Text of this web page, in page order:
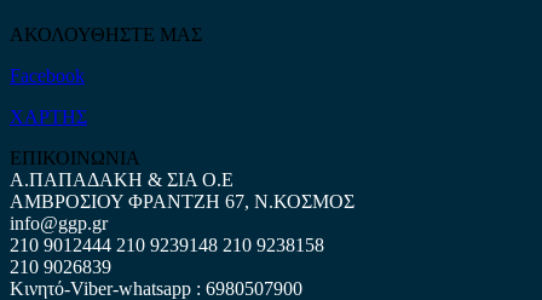
ΑΚΟΛΟΥΘΗΣΤΕ ΜΑΣ
Facebook
ΧΑΡΤΗΣ
ΕΠΙΚΟΙΝΩΝΙΑ
Α.ΠΑΠΑΔΑΚΗ & ΣΙΑ Ο.Ε
ΑΜΒΡΟΣΙΟΥ ΦΡΑΝΤΖΗ 67, Ν.ΚΟΣΜΟΣ
info@ggp.gr
210 9012444 210 9239148 210 9238158
210 9026839
Κινητό-Viber-whatsapp : 6980507900